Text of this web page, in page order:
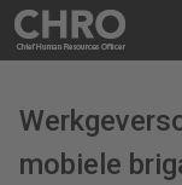
mobiele